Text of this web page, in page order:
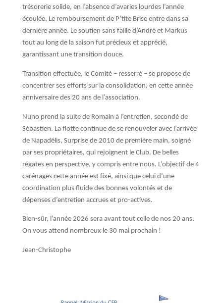
trésorerie solide, en l’absence d’avaries lourdes l’année
écoulée. Le remboursement de P’tite Brise entre dans sa
dernière année. Le soutien sans faille d’André et Markus
tout au long de la saison fut précieux et apprécié,
garantissant une transition douce.
Transition effectuée, le Comité – resserré – se propose de
concentrer ses efforts sur la consolidation, en cette année
anniversaire des 20 ans de l’association.
Nuno prend la suite de Romain à l’entretien, secondé de
Sébastien. La flotte continue de se renouveler avec l’arrivée
de Napadélis, Surprise de 2010 de première main, soigné
par ses propriétaires, qui rejoignent le Club. De belles
régates en perspective, y compris entre nous. L’objectif de 4
carénages cette année est fixé, ainsi que celui d’une
coordination plus fluide des bonnes volontés et de
dépenses d’entretien accrues et pro-actives.
Bien-sûr, l’année 2026 sera avant tout celle de nos 20 ans.
On vous attend nombreux le 30 mai prochain !
Jean-Christophe